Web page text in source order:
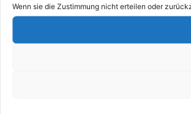
Wenn sie die Zustimmung nicht erteilen oder